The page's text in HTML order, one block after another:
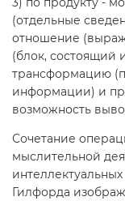
(отдельные
отношение
(блок, состоящий
трансформацию
информации) и
возможность
Сочетание
мыслительной
Гилфорда